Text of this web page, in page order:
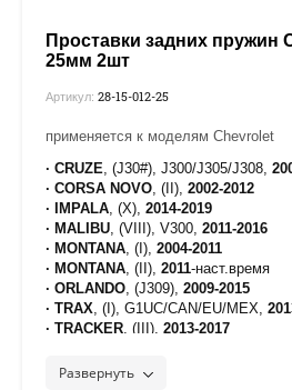
Проставки задних пружин
25мм 2шт
Артикул: 28-15-012-25
применяется к моделям Chevrolet
· CRUZE , (J30#), J300/J305/J308,
· CORSA NOVO , (II), 2002-2012
· IMPALA , (X), 2014-2019
· MALIBU , (VIII), V300, 2011-2016
· MONTANA , (I), 2004-2011
· MONTANA , (II), 2011-наст.время
· ORLANDO , (J309), 2009-2015
· TRAX , (I), G1UC/CAN/EU/MEX,
· TRACKER , (III), 2013-2017
· VIVA, (I), F69,
Развернуть